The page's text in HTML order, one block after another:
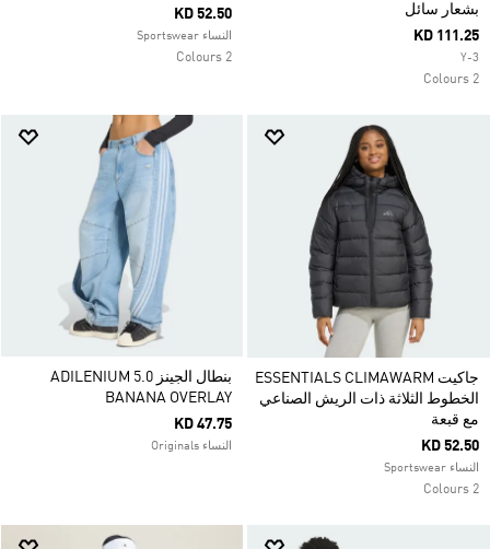
بشعار سائل
KD 111.25
Y-3
2 Colours
KD 52.50
النساء Sportswear
2 Colours
جاكيت ESSENTIALS CLIMAWARM
الخطوط الثلاثة ذات الريش الصناعي
مع قبعة
KD 52.50
النساء Sportswear
2 Colours
بنطال الجينز ADILENIUM 5.0
BANANA OVERLAY
KD 47.75
النساء Originals